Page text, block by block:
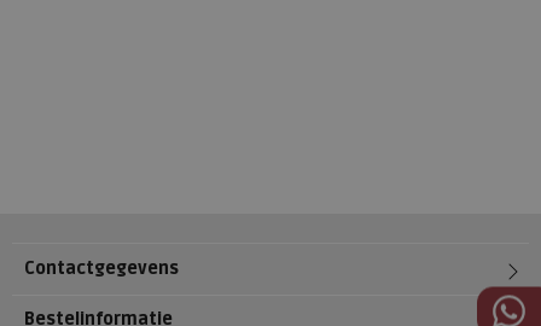
Contactgegevens
Bestelinformatie